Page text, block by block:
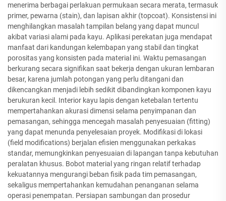
menerima berbagai perlakuan permukaan secara merata, termasuk
primer, pewarna (stain), dan lapisan akhir (topcoat). Konsistensi ini
menghilangkan masalah tampilan belang yang dapat muncul
akibat variasi alami pada kayu. Aplikasi perekatan juga mendapat
manfaat dari kandungan kelembapan yang stabil dan tingkat
porositas yang konsisten pada material ini. Waktu pemasangan
berkurang secara signifikan saat bekerja dengan ukuran lembaran
besar, karena jumlah potongan yang perlu ditangani dan
dikencangkan menjadi lebih sedikit dibandingkan komponen kayu
berukuran kecil. Interior kayu lapis dengan ketebalan tertentu
mempertahankan akurasi dimensi selama penyimpanan dan
pemasangan, sehingga mencegah masalah penyesuaian (fitting)
yang dapat menunda penyelesaian proyek. Modifikasi di lokasi
(field modifications) berjalan efisien menggunakan perkakas
standar, memungkinkan penyesuaian di lapangan tanpa kebutuhan
peralatan khusus. Bobot material yang ringan relatif terhadap
kekuatannya mengurangi beban fisik pada tim pemasangan,
sekaligus mempertahankan kemudahan penanganan selama
operasi penempatan. Persiapan sambungan dan prosedur